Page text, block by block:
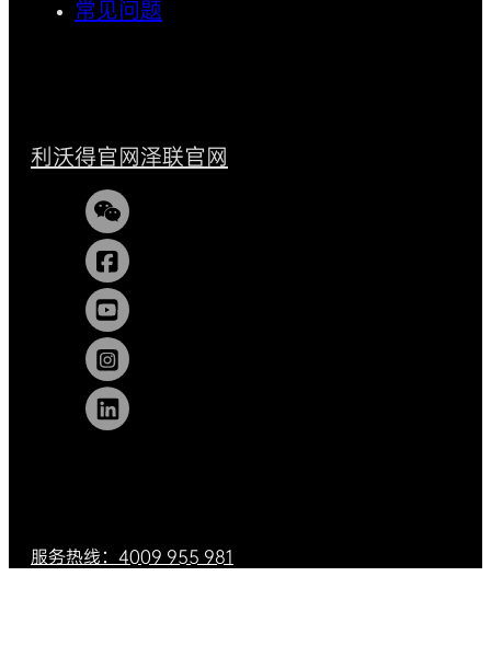
常见问题
利沃得官网泽联官网
服务热线：4009 955 981